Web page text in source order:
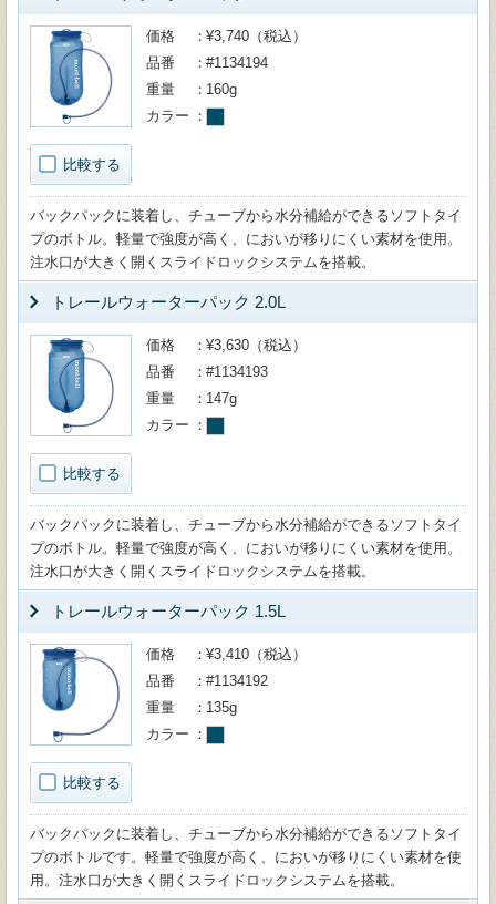
比較する
価格
¥3,740（税込）
品番
#1134194
重量
160g
カラー
バックパックに装着し、チューブから水分補給ができるソフトタイ
プのボトル。軽量で強度が高く、においが移りにくい素材を使用。
注水口が大きく開くスライドロックシステムを搭載。
トレールウォーターパック 2.0L
比較する
価格
¥3,630（税込）
品番
#1134193
重量
147g
カラー
バックパックに装着し、チューブから水分補給ができるソフトタイ
プのボトル。軽量で強度が高く、においが移りにくい素材を使用。
注水口が大きく開くスライドロックシステムを搭載。
トレールウォーターパック 1.5L
比較する
価格
¥3,410（税込）
品番
#1134192
重量
135g
カラー
バックパックに装着し、チューブから水分補給ができるソフトタイ
プのボトルです。軽量で強度が高く、においが移りにくい素材を使
用。注水口が大きく開くスライドロックシステムを搭載。